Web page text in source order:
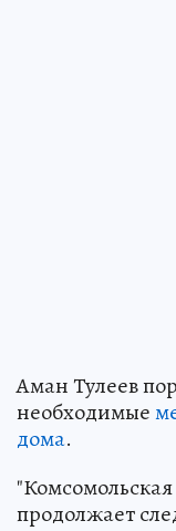
Аман Тулеев
необходимые
дома.
продолжает